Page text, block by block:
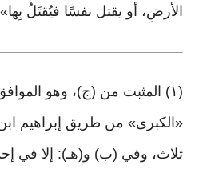
الأرضِ، أو يقتل نفسًا فيُقتَلُ بِها»
(١) المثبت من (ج)، وهو
«الكبرى» من طريق إبراهيم
ثلاث، وفي (ب) و(هـ): إلا في